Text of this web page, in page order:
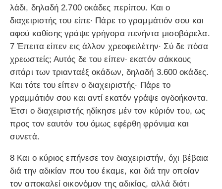
λάδι, δηλαδή 2.700 οκάδες περίπου. Και ο
διαχειριστής του είπε· Πάρε το γραμμάτιόν σου και
αφού καθίσης γράψε γρήγορα πενήντα μισοβάρελα.
7 Έπειτα είπεν εις άλλον χρεοφειλέτην· Σύ δε πόσα
χρεωστείς; Αυτός δε του είπεν· εκατόν σάκκους
σιτάρι των τριανταέξ οκάδων, δηλαδή 3.600 οκάδες.
Και τότε του είπεν ο διαχειριστής· Πάρε το
γραμμάτιόν σου και αντί εκατόν γράψε ογδοήκοντα.
Έτσι ο διαχειριστής ηδίκησε μέν τον κύριόν του, ως
προς τον εαυτόν του όμως εφέρθη φρόνιμα και
συνετά.
8 Και ο κύριος επήνεσε τον διαχειριστήν, όχι βέβαια
διά την αδικίαν που του έκαμε, και διά την οποίαν
τον αποκαλεί οικονόμον της αδικίας, αλλά διότι